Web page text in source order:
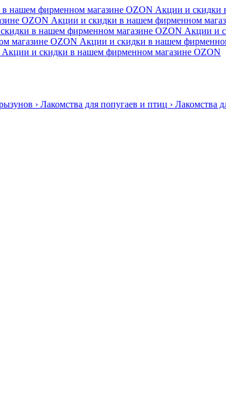
нашем фирменном магазине OZON Акции и скидки
OZON Акции и скидки в нашем фирменном
в нашем фирменном магазине OZON Акции и
магазине OZON Акции и скидки в нашем
Акции и скидки в нашем фирменном магазине OZON
› Лакомства для попугаев и птиц › Лакомства